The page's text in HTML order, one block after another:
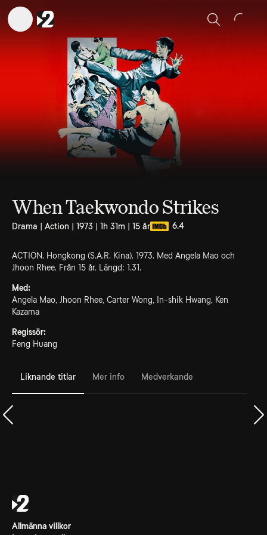
Sök
When Taekwondo Strikes
Drama | Action | 1973 | 1h 31m | 15 år 6.4
ACTION. Hongkong (S.A.R. Kina). 1973. Med Angela Mao och
Jhoon Rhee. Från 15 år. Längd: 1.31.
Med:
Angela Mao, Jhoon Rhee, Carter Wong, In-shik Hwang, Ken
Kazama
Regissör:
Feng Huang
Liknande titlar Mer info Medverkande
Allmänna villkor